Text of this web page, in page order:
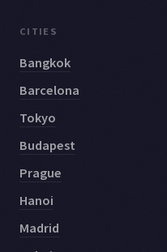
CITIES
Bangkok
Barcelona
Tokyo
Budapest
Prague
Hanoi
Madrid